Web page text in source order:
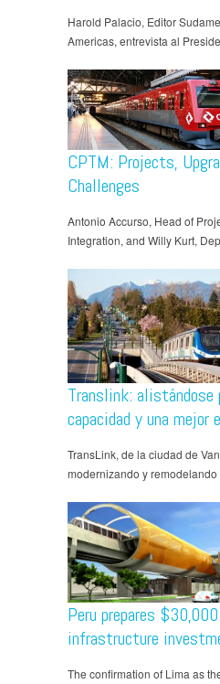
Harold Palacio, Editor
Americas, entrevista al
CPTM: Projects,
Challenges
Antonio Accurso, Head of
Integration, and Willy Kurt,
Translink: alistándose
capacidad y una mejor
TransLink, de la ciudad de
modernizando y
Peru prepares
infrastructure
The confirmation of Lima as